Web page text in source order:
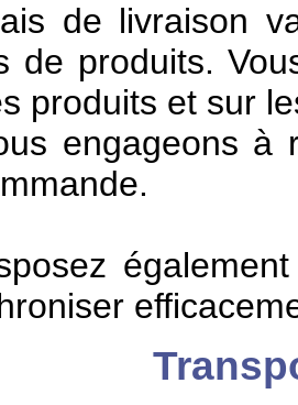
de livraison
de produits.
produits et sur
engageons à